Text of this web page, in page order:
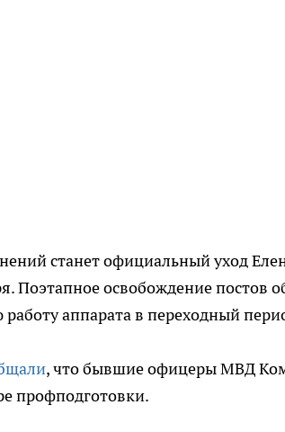
станет официальный уход
Поэтапное освобождение постов
аппарата в переходный
, что бывшие офицеры МВД
профподготовки.